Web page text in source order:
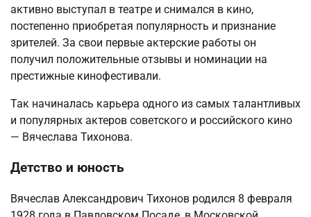
активно выступал в театре и снимался в кино,
постепенно приобретая популярность и признание
зрителей. За свои первые актерские работы он
получил положительные отзывы и номинации на
престижные кинофестивали.
Так начиналась карьера одного из самых талантливых
и популярных актеров советского и российского кино
— Вячеслава Тихонова.
Детство и юность
Вячеслав Александрович Тихонов родился 8 февраля